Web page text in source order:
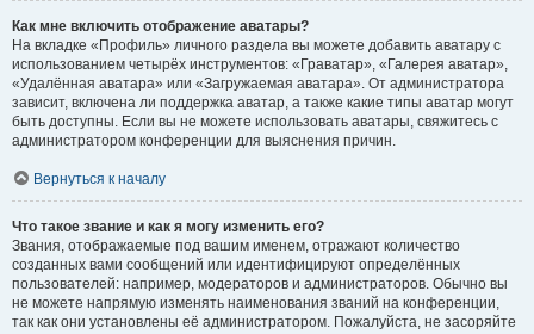
Как мне включить отображение аватары?
На вкладке «Профиль» личного раздела вы можете добавить аватару с
использованием четырёх инструментов: «Граватар», «Галерея аватар»,
«Удалённая аватара» или «Загружаемая аватара». От администратора
зависит, включена ли поддержка аватар, а также какие типы аватар могут
быть доступны. Если вы не можете использовать аватары, свяжитесь с
администратором конференции для выяснения причин.
Вернуться к началу
Что такое звание и как я могу изменить его?
Звания, отображаемые под вашим именем, отражают количество
созданных вами сообщений или идентифицируют определённых
пользователей: например, модераторов и администраторов. Обычно вы
не можете напрямую изменять наименования званий на конференции,
так как они установлены её администратором. Пожалуйста, не засоряйте